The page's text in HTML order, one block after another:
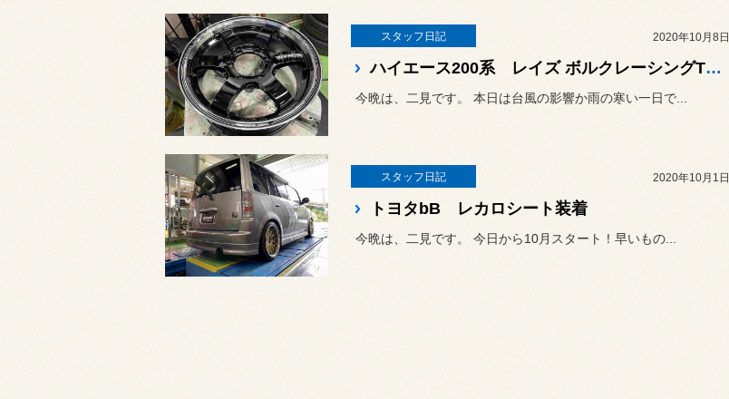
スタッフ日記 2020年10月8日
ハイエース200系 レイズ ボルクレーシングTE37SBツアラー・ブリヂストンGL-R装着
今晩は、二見です。 本日は台風の影響か雨の寒い一日で...
スタッフ日記 2020年10月1日
トヨタbB レカロシート装着
今晩は、二見です。 今日から10月スタート！早いもの...